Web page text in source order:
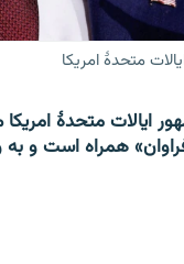
متحدۀ امریکا
متحدۀ
همراه است و به